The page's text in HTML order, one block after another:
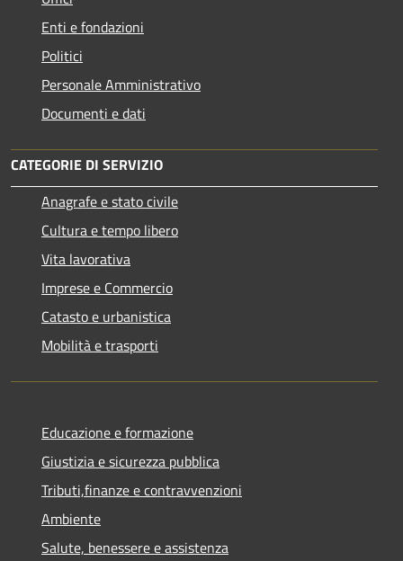
Enti e fondazioni
Politici
Personale Amministrativo
Documenti e dati
CATEGORIE DI SERVIZIO
Anagrafe e stato civile
Cultura e tempo libero
Vita lavorativa
Imprese e Commercio
Catasto e urbanistica
Mobilità e trasporti
Educazione e formazione
Giustizia e sicurezza pubblica
Tributi,finanze e contravvenzioni
Ambiente
Salute, benessere e assistenza